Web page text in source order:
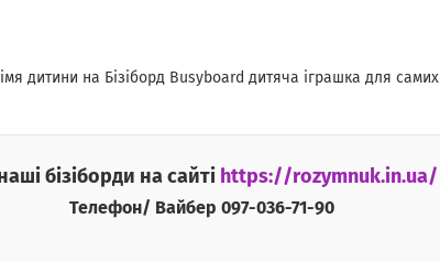
дитини на Бізіборд Busyboard дитяча іграшка для самих
бізіборди на сайті https://rozymnuk.in.ua/
Телефон/ Вайбер 097-036-71-90